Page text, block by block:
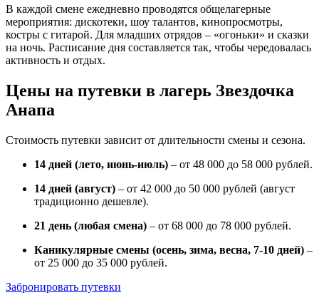
В каждой смене ежедневно проводятся общелагерные
мероприятия: дискотеки, шоу талантов, кинопросмотры,
костры с гитарой. Для младших отрядов – «огоньки» и сказки
на ночь. Расписание дня составляется так, чтобы чередовалась
активность и отдых.
Цены на путевки в лагерь Звездочка
Анапа
Стоимость путевки зависит от длительности смены и сезона.
14 дней (лето, июнь-июль) – от 48 000 до 58 000 рублей.
14 дней (август) – от 42 000 до 50 000 рублей (август
традиционно дешевле).
21 день (любая смена) – от 68 000 до 78 000 рублей.
Каникулярные смены (осень, зима, весна, 7-10 дней) –
от 25 000 до 35 000 рублей.
Забронировать путевки